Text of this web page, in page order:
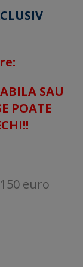
SAU
POATE
euro